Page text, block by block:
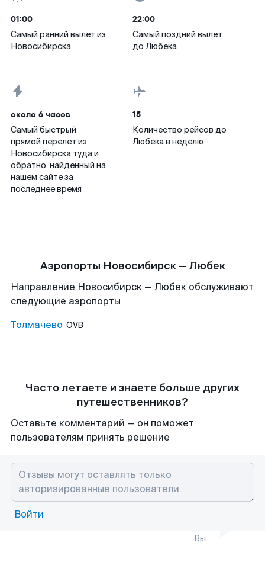
01:00
Самый ранний вылет из
Новосибирска
22:00
Самый поздний вылет
до Любека
около 6 часов
Самый быстрый
прямой перелет из
Новосибирска туда и
обратно, найденный на
нашем сайте за
последнее время
15
Количество рейсов до
Любека в неделю
Аэропорты Новосибирск — Любек
Направление Новосибирск — Любек обслуживают
следующие аэропорты
Толмачево OVB
Часто летаете и знаете больше других
путешественников?
Оставьте комментарий — он поможет
пользователям принять решение
Войти
Вы